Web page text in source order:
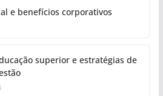
e benefícios corporativos
superior e estratégias de